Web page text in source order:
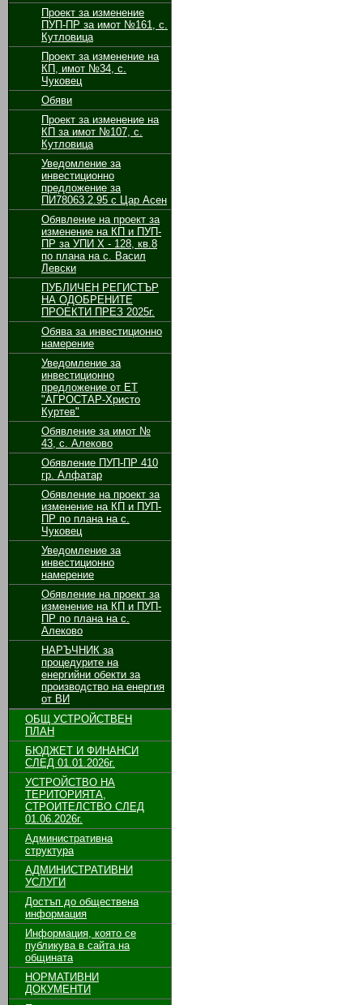
Проект за изменение
ПУП-ПР за имот №161, с.
Кутловица
Проект за изменение на
КП, имот №34, с.
Чуковец
Обяви
Проект за изменение на
КП за имот №107, с.
Кутловица
Уведомление за
инвестиционно
предложение за
ПИ78063.2.95 с Цар Асен
Обявление на проект за
изменение на КП и ПУП-
ПР за УПИ Х - 128, кв.8
по плана на с. Васил
Левски
ПУБЛИЧЕН РЕГИСТЪР
НА ОДОБРЕНИТЕ
ПРОЕКТИ ПРЕЗ 2025г.
Обява за инвестиционно
намерение
Уведомление за
инвестиционно
предложение от ЕТ
"АГРОСТАР-Христо
Куртев"
Обявление за имот №
43, с. Алеково
Обявление ПУП-ПР 410
гр. Алфатар
Обявление на проект за
изменение на КП и ПУП-
ПР по плана на с.
Чуковец
Уведомление за
инвестиционно
намерение
Обявление на проект за
изменение на КП и ПУП-
ПР по плана на с.
Алеково
НАРЪЧНИК за
процедурите на
енергийни обекти за
производство на енергия
от ВИ
ОБЩ УСТРОЙСТВЕН
ПЛАН
БЮДЖЕТ И ФИНАНСИ
СЛЕД 01.01.2026г.
УСТРОЙСТВО НА
ТЕРИТОРИЯТА,
СТРОИТЕЛСТВО СЛЕД
01.06.2026г.
Административна
структура
АДМИНИСТРАТИВНИ
УСЛУГИ
Достъп до обществена
информация
Информация, която се
публикува в сайта на
общината
НОРМАТИВНИ
ДОКУМЕНТИ